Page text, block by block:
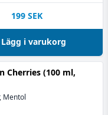
199 SEK
Lägg i varukorg
Cherries (100 ml,
Mentol